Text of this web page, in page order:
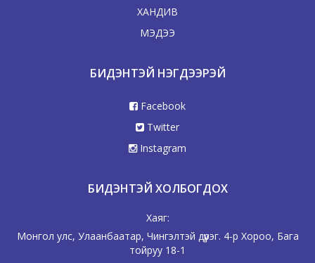
ХАНДИВ
МЭДЭЭ
БИДЭНТЭЙ НЭГДЭЭРЭЙ
Facebook
Twitter
Instagram
БИДЭНТЭЙ ХОЛБОГДОХ
Хаяг:
Монгол улс, Улаанбаатар, Чингэлтэй дүүрэг. 4-р Хороо, Бага
тойруу 18-1